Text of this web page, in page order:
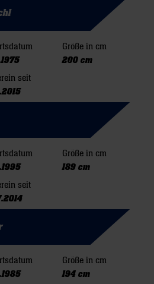
Größe in cm
200 cm
seit
Größe in cm
189 cm
seit
Größe in cm
194 cm